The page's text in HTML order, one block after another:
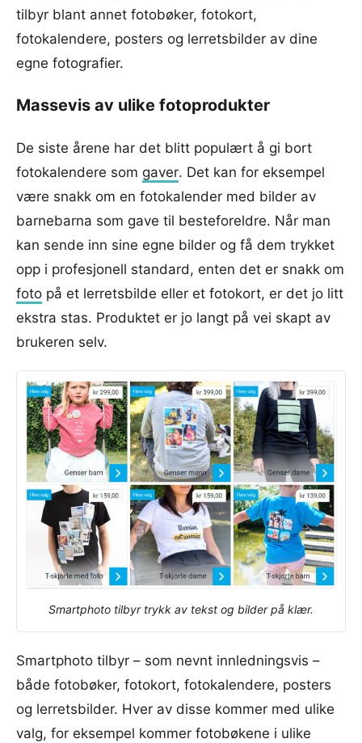
tilbyr blant annet fotobøker, fotokort,
fotokalendere, posters og lerretsbilder av dine
egne fotografier.
Massevis av ulike fotoprodukter
De siste årene har det blitt populært å gi bort
fotokalendere som gaver. Det kan for eksempel
være snakk om en fotokalender med bilder av
barnebarna som gave til besteforeldre. Når man
kan sende inn sine egne bilder og få dem trykket
opp i profesjonell standard, enten det er snakk om
foto på et lerretsbilde eller et fotokort, er det jo litt
ekstra stas. Produktet er jo langt på vei skapt av
brukeren selv.
Smartphoto tilbyr trykk av tekst og bilder på klær.
Smartphoto tilbyr – som nevnt innledningsvis –
både fotobøker, fotokort, fotokalendere, posters
og lerretsbilder. Hver av disse kommer med ulike
valg, for eksempel kommer fotobøkene i ulike